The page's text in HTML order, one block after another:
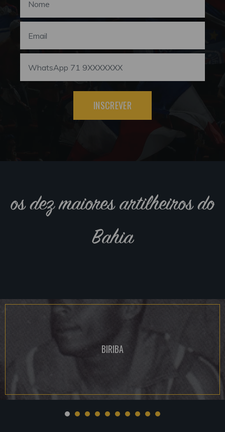
INSCREVER
os dez maiores artilheiros do
Bahia
BIRIBA